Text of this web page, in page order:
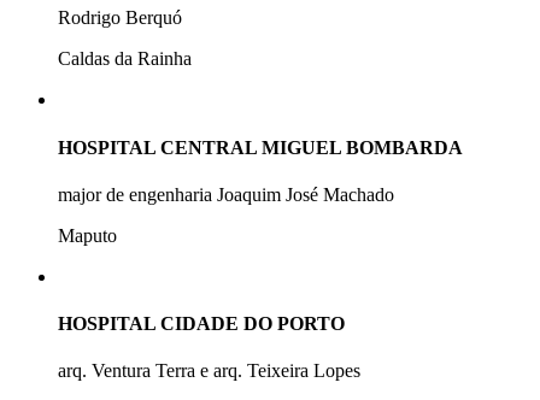
Rodrigo Berquó
Caldas da Rainha
HOSPITAL CENTRAL MIGUEL BOMBARDA
major de engenharia Joaquim José Machado
Maputo
HOSPITAL CIDADE DO PORTO
arq. Ventura Terra e arq. Teixeira Lopes